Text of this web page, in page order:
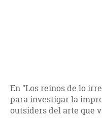
En "Los reinos de lo
para investigar la
outsiders del arte que